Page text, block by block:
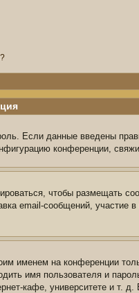
Если данные введены
конференции,
чтобы размещать
email-сообщений, участие в
именем на конференции
имя пользователя и
кафе, университете и т.